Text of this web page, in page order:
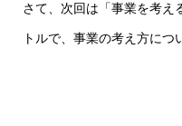
さて、次回は「事業を考え
トルで、事業の考え方につ